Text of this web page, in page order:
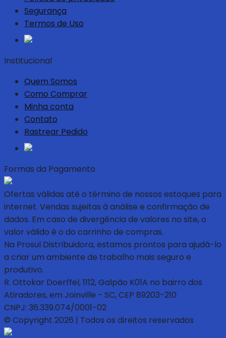
Segurança
Termos de Uso
Institucional
Quem Somos
Como Comprar
Minha conta
Contato
Rastrear Pedido
Formas da Pagamento
Ofertas válidas até o término de nossos estoques para
internet. Vendas sujeitas à análise e confirmação de
dados. Em caso de divergência de valores no site, o
valor válido é o do carrinho de compras.
Na Prosul Distribuidora, estamos prontos para ajudá-lo
a criar um ambiente de trabalho mais seguro e
produtivo.
R. Ottokar Doerffel, 1112, Galpão K01A no bairro dos
Atiradores, em Joinville - SC, CEP 89203-210
CNPJ: 36.339.074/0001-02
© Copyright 2026 | Todos os direitos reservados